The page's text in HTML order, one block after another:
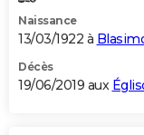
Naissance
13/03/1922 à
Décès
19/06/2019 aux